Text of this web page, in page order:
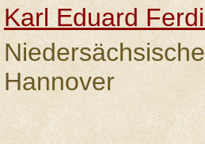
Karl Eduard
Hannover